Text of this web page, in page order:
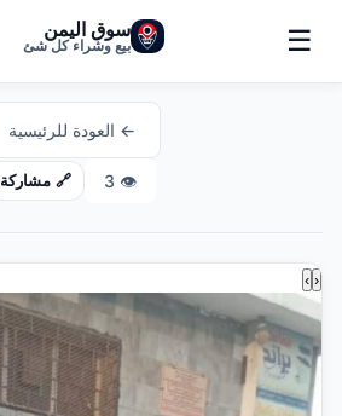
☰ سوق اليمن
بيع وشراء كل شئ
← العودة للرئيسية
👁️
3 🔗 مشاركة
‹
›